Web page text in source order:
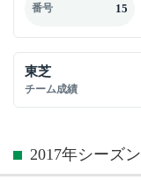
番号 15
東芝
チーム成績
2017年シーズン